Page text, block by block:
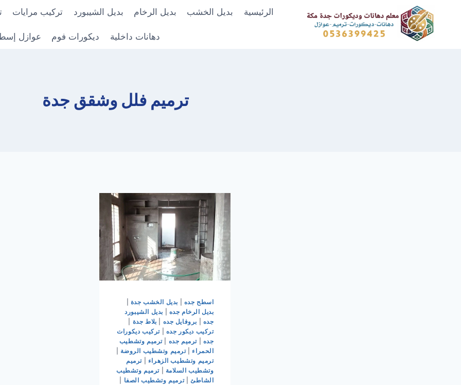
المحتوى
الرئيسية بديل الخشب بديل الرخام بديل الشيبورد تركيب مرايات
دهانات داخلية ديكورات فوم عوازل
ترميم فلل وشقق جدة
اسطح جده بديل الخشب جدة
بديل الرخام جده
بديل الشيبورد
جده
بروفايل جده بلاط جدة
تركيب ديكور جده |تركيب ديكورات
جده
ترميم جده |ترميم وتشطيب
الحمراء |ترميم وتشطيب الروضة
ترميم وتشطيب الزهراء |ترميم
وتشطيب السلامة
ترميم وتشطيب
الشاطئ|ترميم وتشطيب الصفا